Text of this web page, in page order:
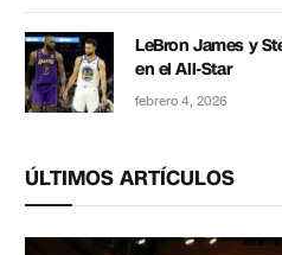
LeBron James y
en el All-Star
febrero 4, 2026
ÚLTIMOS ARTÍCULOS